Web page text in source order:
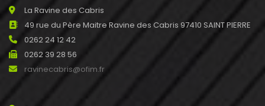
La Ravine des Cabris
49 rue du Père Maitre Ravine des Cabris 97410 SAINT PIERRE
0262 24 12 42
0262 39 28 56
ravinecabris@ofim.fr